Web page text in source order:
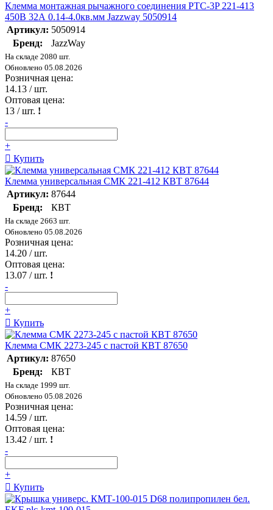
Клемма монтажная рычажного соединения PTC-3P 221-413
450В 32А 0.14-4.0кв.мм Jazzway 5050914
Артикул: 5050914
Бренд:
JazzWay
На складе 2080 шт.
Обновлено 05.08.2026
Розничная цена:
14.13 / шт.
Оптовая цена:
13 / шт. !
-
+
Купить
Клемма универсальная СМК 221-412 КВТ 87644
Артикул: 87644
Бренд:
КВТ
На складе 2663 шт.
Обновлено 05.08.2026
Розничная цена:
14.20 / шт.
Оптовая цена:
13.07 / шт. !
-
+
Купить
Клемма СМК 2273-245 с пастой КВТ 87650
Артикул: 87650
Бренд:
КВТ
На складе 1999 шт.
Обновлено 05.08.2026
Розничная цена:
14.59 / шт.
Оптовая цена:
13.42 / шт. !
-
+
Купить